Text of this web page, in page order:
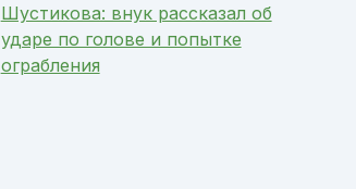
Шустикова: внук рассказал об
ударе по голове и попытке
ограбления